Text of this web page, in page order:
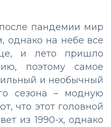
пандемии мир
однако на небе все
и лето пришло
поэтому самое
и необычный
сезона – модную
что этот головной
из 1990-х, однако